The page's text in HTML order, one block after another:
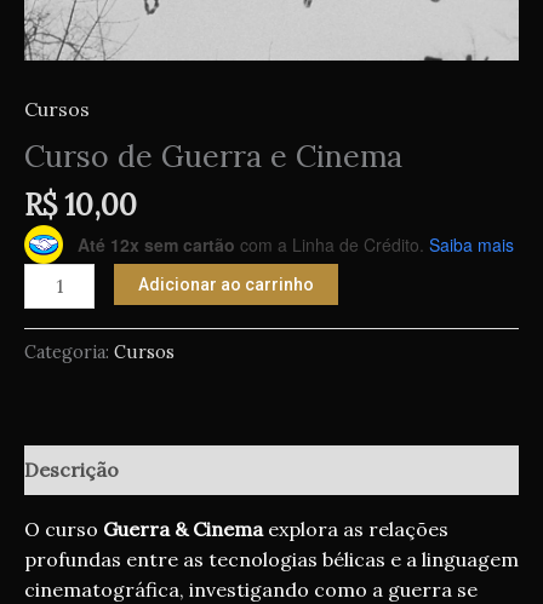
Cursos
Curso de Guerra e Cinema
R$10,00
Até 12x sem cartão com a Linha de Crédito. Saiba mais
Adicionar ao carrinho
Categoria: Cursos
Descrição
O curso Guerra & Cinemaexplora as relações
profundas entre as tecnologias bélicas e a linguagem
cinematográfica, investigando como a guerra se